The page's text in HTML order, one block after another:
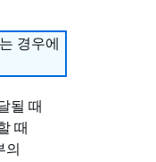
경우에
될 때
때
의